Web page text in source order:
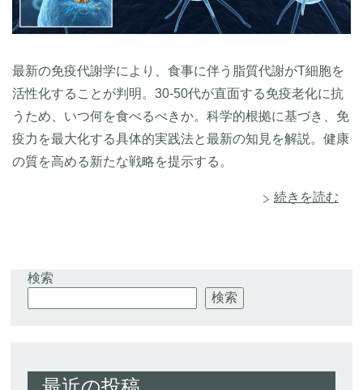
最新の免疫代謝学により、食事に伴う脂質代謝がT細胞を
活性化することが判明。30-50代が直面する免疫老化に抗
うため、いつ何を食べるべきか。科学的根拠に基づき、免
疫力を最大化する具体的実践法と最新の知見を解説。健康
の質を高める新たな戦略を提示する。
続きを読む
検索
検索